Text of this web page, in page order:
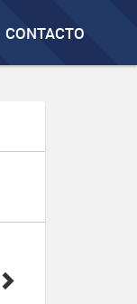
CONTACTO